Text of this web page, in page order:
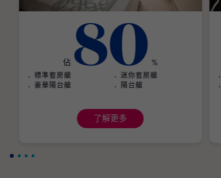
佔 80 %
標準套房艙
迷你套房艙
豪華陽台艙
陽台艙
了解更多